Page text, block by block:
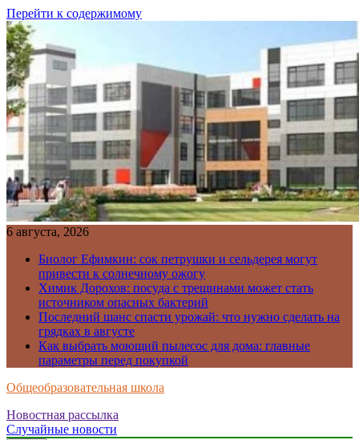
Перейти к содержимому
6 августа, 2026
Биолог Ефимкин: сок петрушки и сельдерея могут
привести к солнечному ожогу
Химик Дорохов: посуда с трещинами может стать
источником опасных бактерий
Последний шанс спасти урожай: что нужно сделать на
грядках в августе
Как выбрать моющий пылесос для дома: главные
параметры перед покупкой
Общеобразовательная школа
Новостная рассылка
Случайные новости